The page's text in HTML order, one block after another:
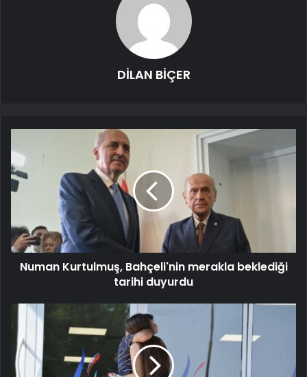
DİLAN BİÇER
Numan Kurtulmuş, Bahçeli'nin merakla beklediği
tarihi duyurdu